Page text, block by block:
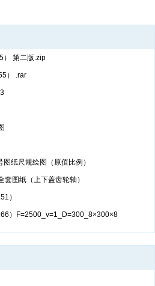
） 第二版.zip
） .rar
纸尺规绘图（原值比例）
图纸（上下盖齿轮轴）
）
）F=2500_v=1_D=300_8×300×8